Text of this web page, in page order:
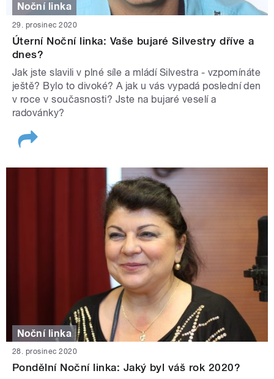
Noční linka
29. prosinec 2020
Úterní Noční linka: Vaše bujaré Silvestry dříve a
dnes?
Jak jste slavili v plné síle a mládí Silvestra - vzpomínáte
ještě? Bylo to divoké? A jak u vás vypadá poslední den
v roce v současnosti? Jste na bujaré veselí a
radovánky?
Noční linka
28. prosinec 2020
Pondělní Noční linka: Jaký byl váš rok 2020?